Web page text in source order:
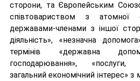
сторони, та Європейським
співтовариством з атомної
державами-членами з іншої
діяльність», «незначна
термінів «державна
господарювання»,
загальний економічний інтерес» з